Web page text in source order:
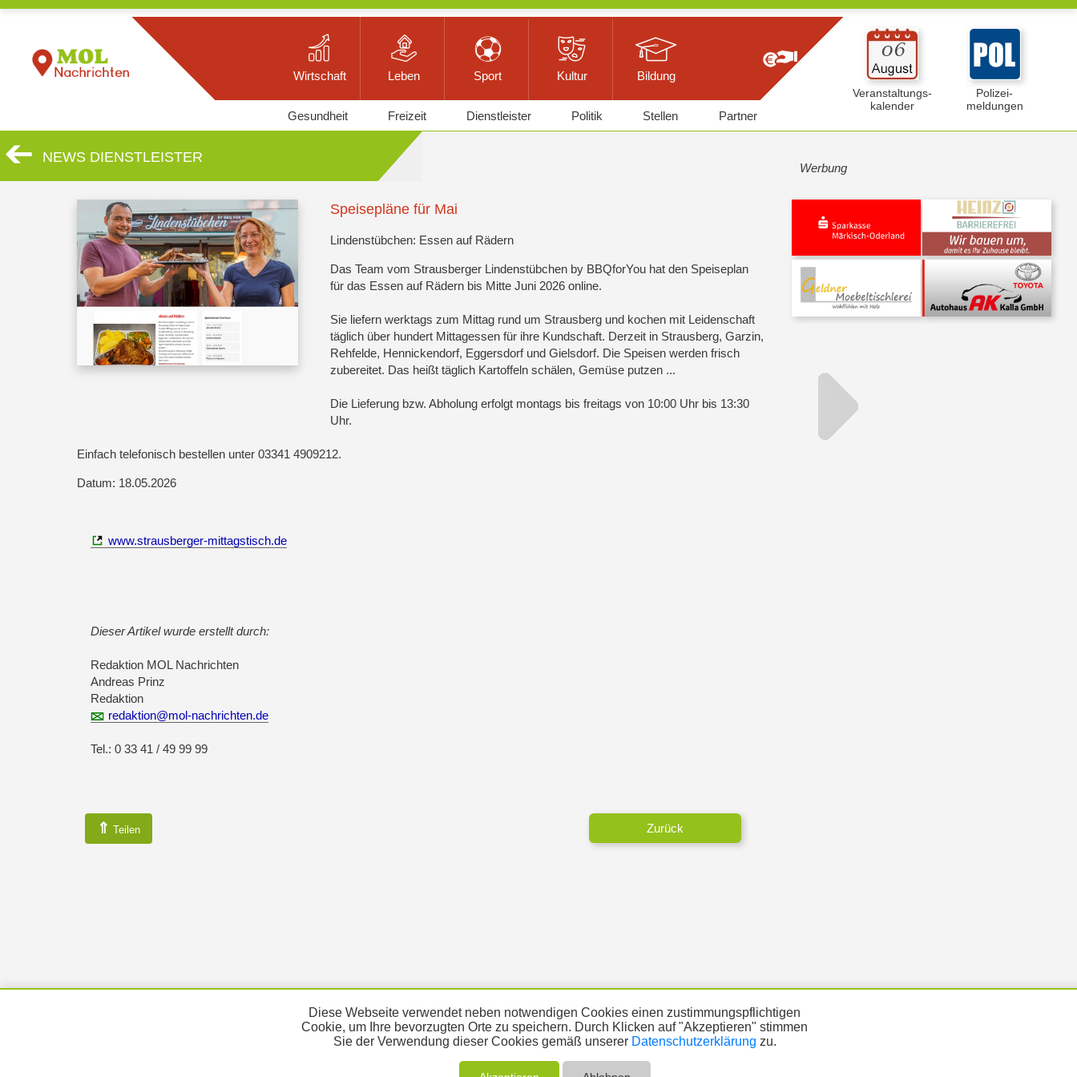
Wirtschaft Leben Sport Kultur Bildung
Veranstaltungs-
kalender
Polizei-
meldungen
Gesundheit Freizeit Dienstleister Politik Stellen Partner
NEWS DIENSTLEISTER
Speisepläne für Mai
Lindenstübchen: Essen auf Rädern
Das Team vom Strausberger Lindenstübchen by BBQforYou hat den Speiseplan
für das Essen auf Rädern bis Mitte Juni 2026 online.
Sie liefern werktags zum Mittag rund um Strausberg und kochen mit Leidenschaft
täglich über hundert Mittagessen für ihre Kundschaft. Derzeit in Strausberg, Garzin,
Rehfelde, Hennickendorf, Eggersdorf und Gielsdorf. Die Speisen werden frisch
zubereitet. Das heißt täglich Kartoffeln schälen, Gemüse putzen ...
Die Lieferung bzw. Abholung erfolgt montags bis freitags von 10:00 Uhr bis 13:30
Uhr.
Einfach telefonisch bestellen unter 03341 4909212.
Datum: 18.05.2026
www.strausberger-mittagstisch.de
Dieser Artikel wurde erstellt durch:
Redaktion MOL Nachrichten
Andreas Prinz
Redaktion
redaktion@mol-nachrichten.de
Tel.: 0 33 41 / 49 99 99
⇑ Teilen Zurück
Werbung
Diese Webseite verwendet neben notwendigen Cookies einen zustimmungspflichtigen
Cookie, um Ihre bevorzugten Orte zu speichern. Durch Klicken auf "Akzeptieren" stimmen
Sie der Verwendung dieser Cookies gemäß unserer Datenschutzerklärung zu.